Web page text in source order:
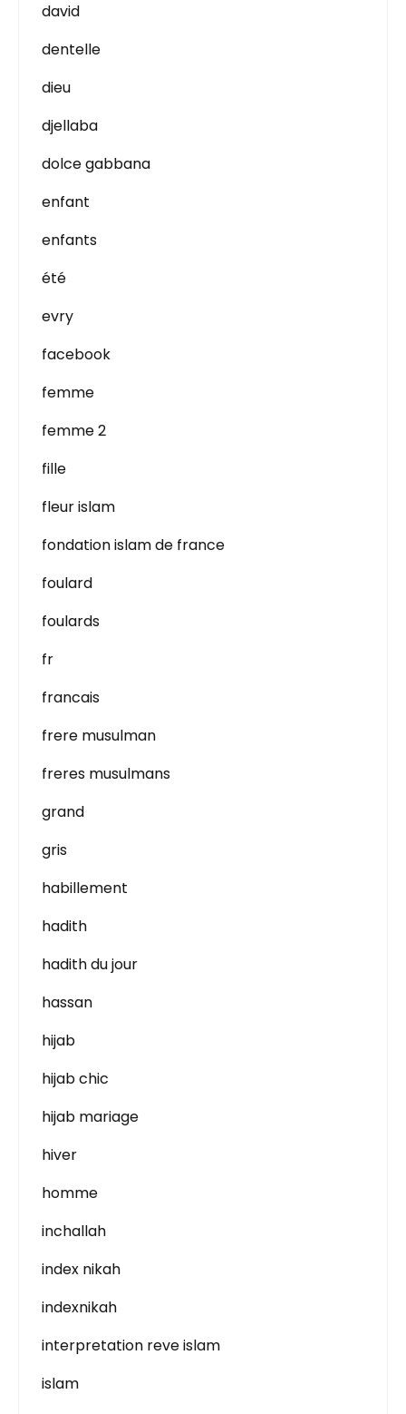
david
dentelle
dieu
djellaba
dolce gabbana
enfant
enfants
été
evry
facebook
femme
femme 2
fille
fleur islam
fondation islam de france
foulard
foulards
fr
francais
frere musulman
freres musulmans
grand
gris
habillement
hadith
hadith du jour
hassan
hijab
hijab chic
hijab mariage
hiver
homme
inchallah
index nikah
indexnikah
interpretation reve islam
islam